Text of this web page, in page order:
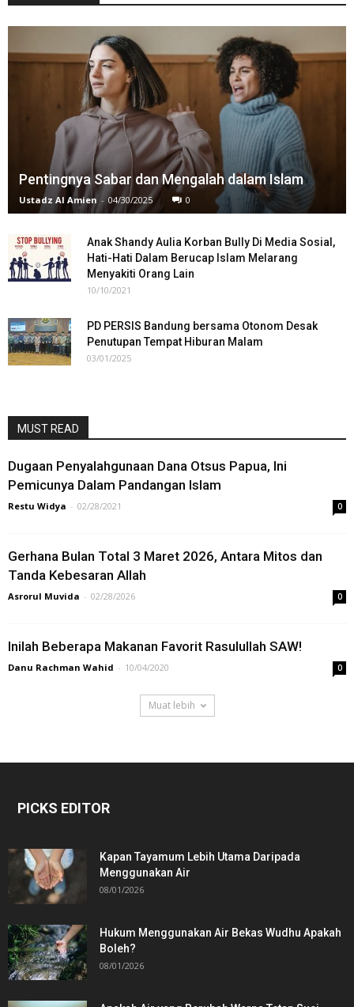
Pentingnya Sabar dan Mengalah dalam Islam
Ustadz Al Amien - 04/30/2025 0
Anak Shandy Aulia Korban Bully Di Media Sosial,
Hati-Hati Dalam Berucap Islam Melarang
Menyakiti Orang Lain
10/10/2021
PD PERSIS Bandung bersama Otonom Desak
Penutupan Tempat Hiburan Malam
03/01/2025
MUST READ
Dugaan Penyalahgunaan Dana Otsus Papua, Ini
Pemicunya Dalam Pandangan Islam
Restu Widya - 02/28/2021 0
Gerhana Bulan Total 3 Maret 2026, Antara Mitos dan
Tanda Kebesaran Allah
Asrorul Muvida - 02/28/2026 0
Inilah Beberapa Makanan Favorit Rasulullah SAW!
Danu Rachman Wahid - 10/04/2020 0
Muat lebih
PICKS EDITOR
Kapan Tayamum Lebih Utama Daripada
Menggunakan Air
08/01/2026
Hukum Menggunakan Air Bekas Wudhu Apakah
Boleh?
08/01/2026